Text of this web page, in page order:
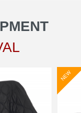
NEW